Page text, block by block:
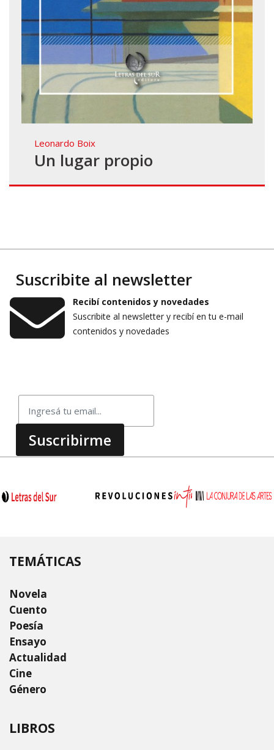
Leonardo Boix
Un lugar propio
Suscribite al newsletter
Recibí contenidos y novedades
Suscribite al newsletter y recibí en tu e-mail
contenidos y novedades
TEMÁTICAS
Novela
Cuento
Poesía
Ensayo
Actualidad
Cine
Género
LIBROS